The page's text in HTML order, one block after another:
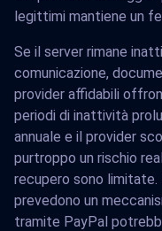
legittimi mantiene un
Se il server rimane
comunicazione,
provider affidabili
periodi di inattività
annuale e il provider
purtroppo un rischio
recupero sono
prevedono un
tramite PayPal